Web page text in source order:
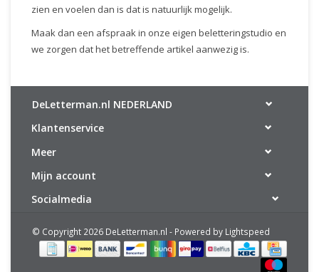
zien en voelen dan is dat is natuurlijk mogelijk.
Maak dan een afspraak in onze eigen beletteringstudio en
we zorgen dat het betreffende artikel aanwezig is.
DeLetterman.nl NEDERLAND
Klantenservice
Meer
Mijn account
Socialmedia
© Copyright 2026 DeLetterman.nl - Powered by Lightspeed